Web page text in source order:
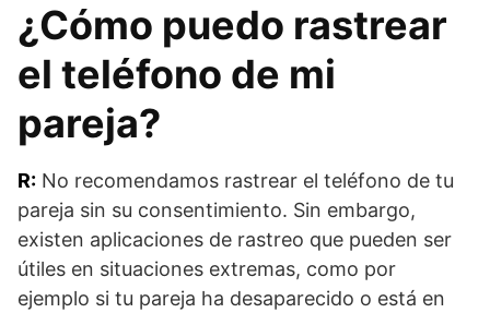
¿Cómo puedo rastrear
el teléfono de mi
pareja?
R: No recomendamos rastrear el teléfono de tu
pareja sin su consentimiento. Sin embargo,
existen aplicaciones de rastreo que pueden ser
útiles en situaciones extremas, como por
ejemplo si tu pareja ha desaparecido o está en